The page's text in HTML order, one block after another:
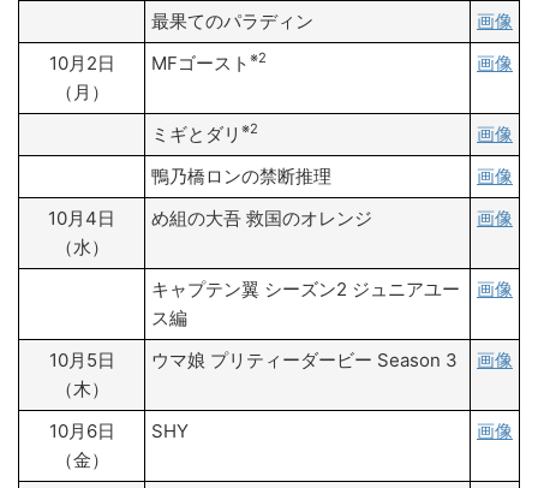
最果てのパラディン
画像
10月2日
（月）
MFゴースト ※2 画像
ミギとダリ ※2
画像
鴨乃橋ロンの禁断推理
画像
10月4日
（水）
め組の大吾 救国のオレンジ 画像
キャプテン翼 シーズン2 ジュニアユー
ス編
画像
10月5日
（木）
ウマ娘 プリティーダービー Season 3 画像
10月6日
（金）
SHY 画像